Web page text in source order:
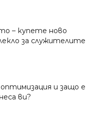
– купете ново
за служителите
оптимизация и защо е
ви?